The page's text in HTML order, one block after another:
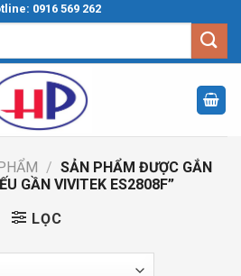
0916 569 262
/ SẢN PHẨM ĐƯỢC GẮN
GẦN VIVITEK ES2808F”
LỌC